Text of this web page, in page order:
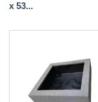
x 53...